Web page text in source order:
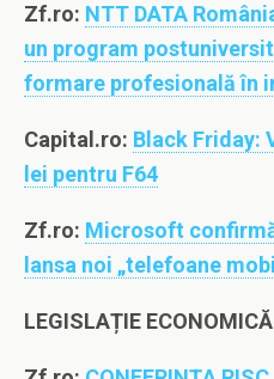
Zf.ro: NTT DATA
un program
formare profesională în
Capital.ro: Black Friday:
lei pentru F64
Zf.ro: Microsoft
lansa noi „telefoane
LEGISLAȚIE ECONOMICĂ